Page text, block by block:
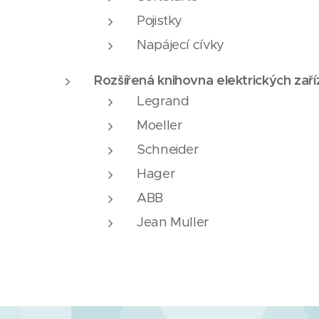
Pojistky
Napájecí cívky
Rozšířená knihovna elektrických
Legrand
Moeller
Schneider
Hager
ABB
Jean Muller